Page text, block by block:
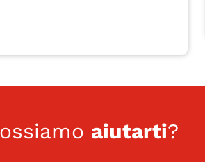
aiutarti?